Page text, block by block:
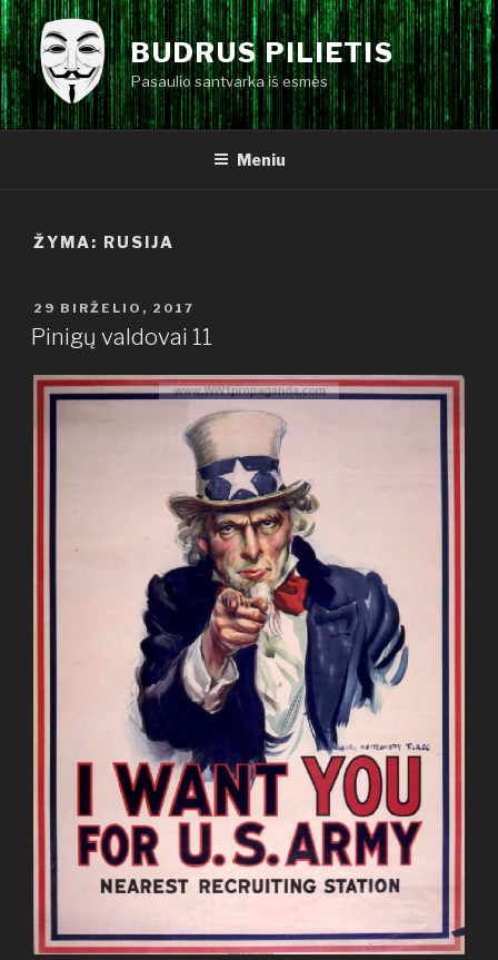
Eiti
prie
turinio
BUDRUS PILIETIS
Pasaulio santvarka iš esmės
Meniu
ŽYMA: RUSIJA
PASKELBTA
29 BIRŽELIO, 2017
Pinigų valdovai 11